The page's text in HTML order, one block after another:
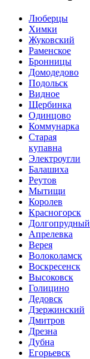
Люберцы
Химки
Жуковский
Раменское
Бронницы
Домодедово
Подольск
Видное
Щербинка
Одинцово
Коммунарка
Старая
купавна
Электроугли
Балашиха
Реутов
Мытищи
Королев
Красногорск
Долгопрудный
Апрелевка
Верея
Волоколамск
Воскресенск
Высоковск
Голицино
Дедовск
Дзержинский
Дмитров
Дрезна
Дубна
Егорьевск